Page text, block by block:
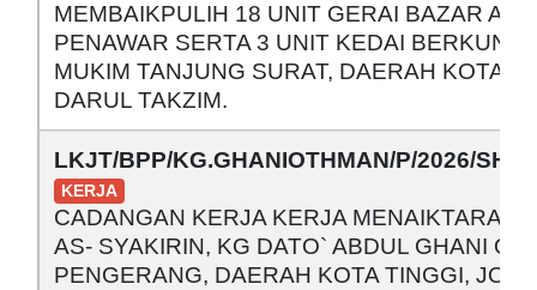
MEMBAIKPULIH 18 UNIT GERAI BAZAR
PENAWAR SERTA 3 UNIT KEDAI
MUKIM TANJUNG SURAT, DAERAH KOTA
DARUL TAKZIM.
LKJT/BPP/KG.GHANIOTHMAN/P/2026/
KERJA
CADANGAN KERJA KERJA MENAIKTARAF
AS- SYAKIRIN, KG DATO` ABDUL GHANI
PENGERANG, DAERAH KOTA TINGGI,